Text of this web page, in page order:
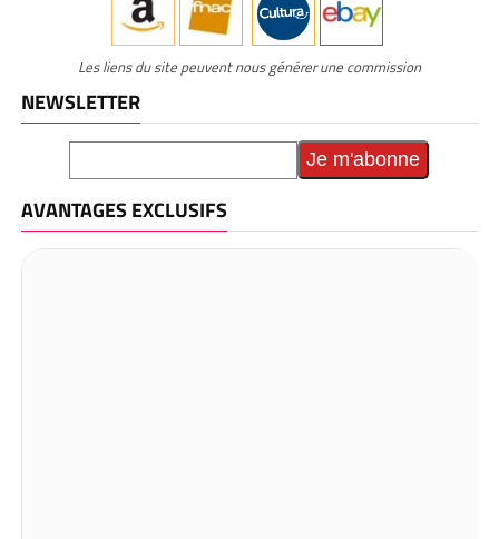
Les liens du site peuvent nous générer une commission
NEWSLETTER
AVANTAGES EXCLUSIFS